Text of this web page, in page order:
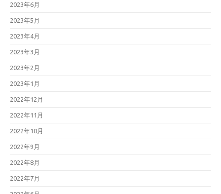
2023年6月
2023年5月
2023年4月
2023年3月
2023年2月
2023年1月
2022年12月
2022年11月
2022年10月
2022年9月
2022年8月
2022年7月